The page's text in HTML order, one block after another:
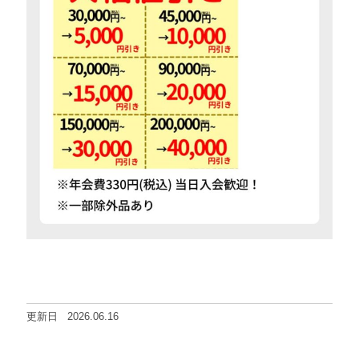
更新日 2026.06.16